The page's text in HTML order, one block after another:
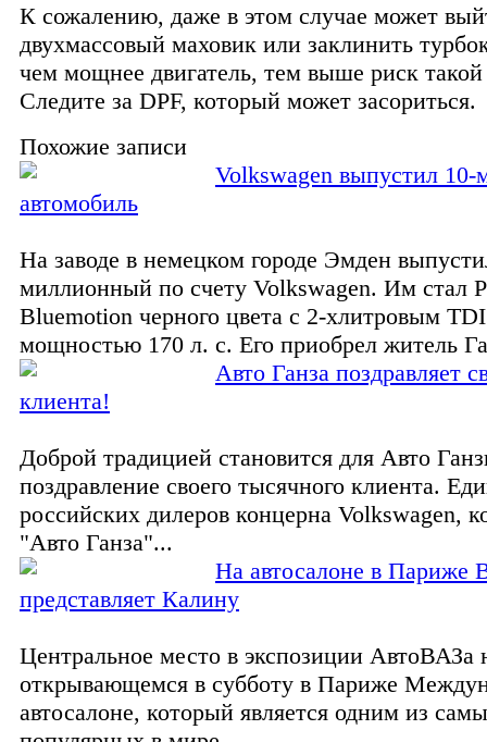
К сожалению, даже в этом случае может
двухмассовый маховик или заклинить
чем мощнее двигатель, тем выше риск
Следите за DPF, который может засориться.
Похожие записи
Volkswagen выпустил
автомобиль
На заводе в немецком городе Эмден
миллионный по счету Volkswagen. Им стал
Bluemotion черного цвета с 2-хлитровым
мощностью 170 л. с. Его приобрел житель
Авто Ганза поздравляет
клиента!
Доброй традицией становится для Авто
поздравление своего тысячного клиента.
российских дилеров концерна Volkswagen,
"Авто Ганза"...
На автосалоне в Париже
представляет Калину
Центральное место в экспозиции АвтоВАЗа
открывающемся в субботу в Париже
автосалоне, который является одним из